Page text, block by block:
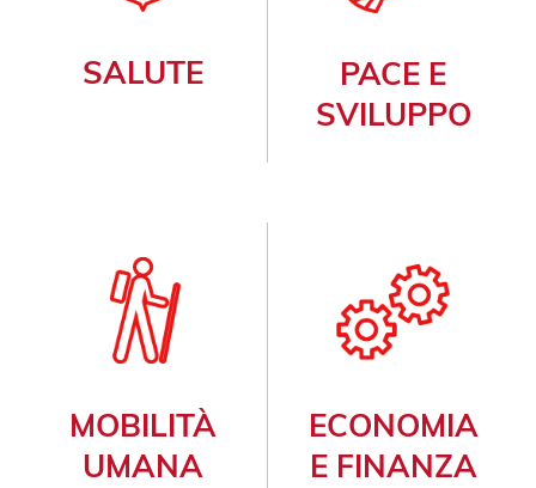
SALUTE
PACE E
SVILUPPO
MOBILITÀ
UMANA
ECONOMIA
E FINANZA